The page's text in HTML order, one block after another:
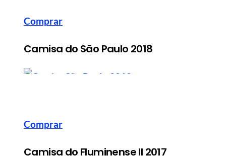
Comprar
Camisa do São Paulo 2018
Comprar
Camisa do Fluminense II 2017